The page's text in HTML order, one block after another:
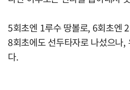
5회초엔 1루수 땅볼로, 6회초엔
8회초에도 선두타자로 나섰으나,
다.